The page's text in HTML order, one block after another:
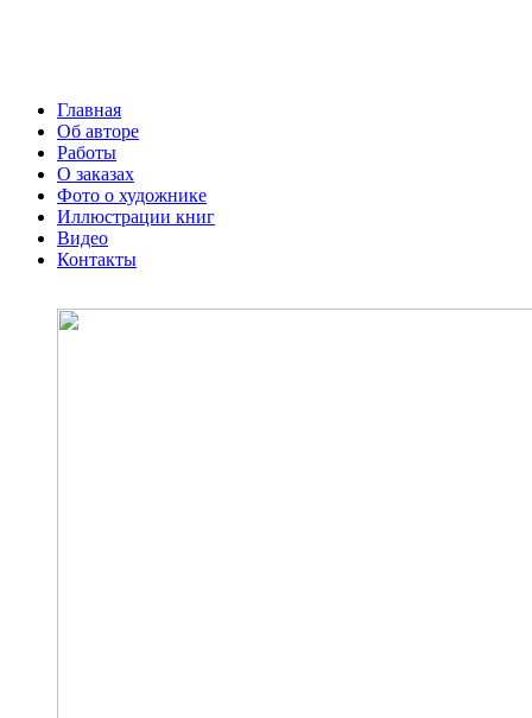
Главная
Об авторе
Работы
О заказах
Фото о художнике
Иллюстрации книг
Видео
Контакты